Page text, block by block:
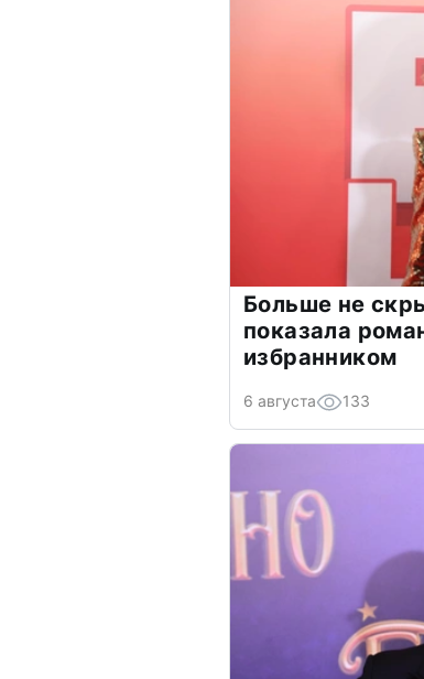
Больше не
показала
избранником
6 августа 133